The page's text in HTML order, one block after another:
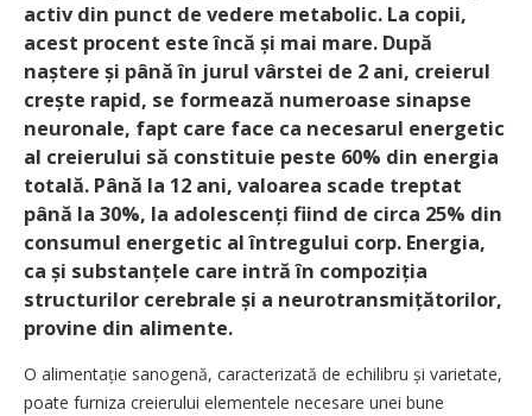
activ din punct de vedere metabolic. La copii,
acest procent este încă și mai mare. După
naștere și până în jurul vârstei de 2 ani, creierul
crește rapid, se formează numeroase sinapse
neuronale, fapt care face ca necesarul energetic
al creierului să constituie peste 60% din energia
totală. Până la 12 ani, valoarea scade treptat
până la 30%, la adolescenți fiind de circa 25% din
consumul energetic al întregului corp. Energia,
ca și substanțele care intră în compo­ziția
structurilor cerebrale și a neurotransmițătorilor,
provine din alimente.
O alimentație sanogenă, caracterizată de echilibru și varietate,
poate furniza creierului elementele necesare unei bune